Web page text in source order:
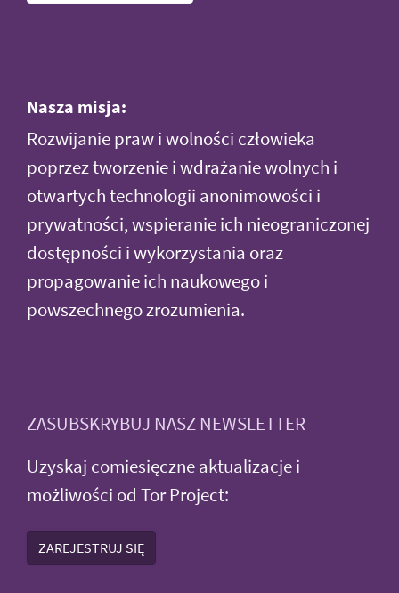
Nasza misja:
Rozwijanie praw i wolności człowieka
poprzez tworzenie i wdrażanie wolnych i
otwartych technologii anonimowości i
prywatności, wspieranie ich nieograniczonej
dostępności i wykorzystania oraz
propagowanie ich naukowego i
powszechnego zrozumienia.
ZASUBSKRYBUJ NASZ NEWSLETTER
Uzyskaj comiesięczne aktualizacje i
możliwości od Tor Project:
ZAREJESTRUJ SIĘ